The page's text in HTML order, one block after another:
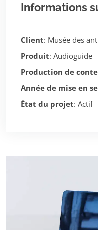
Informations
Client: Musée des
Produit: Audioguide
Production de
Année de mise en
État du projet: Actif